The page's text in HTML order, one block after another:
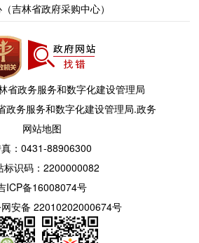
吉林省政府采购中心）
省政务服务和数字化建设管理局
政务服务和数字化建设管理局.政务
网站地图
：0431-88906300
标识码：2200000082
ICP备16008074号
安备 22010202000674号